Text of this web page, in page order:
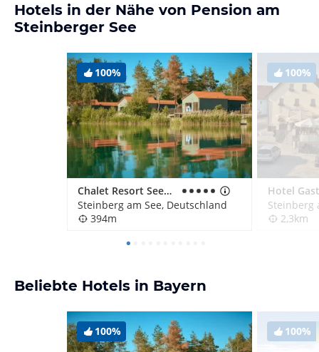
Hotels in der Nähe von Pension am
Steinberger See
100%
Chalet Resort Seenland
Steinberg am See, Deutschland
394m
100%
Hotel
Steinberg
2,3km
Beliebte Hotels in Bayern
100% 100%